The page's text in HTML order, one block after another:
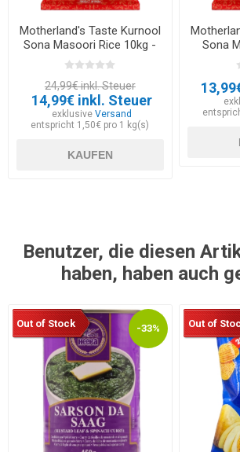
Motherland's Taste Kurnool
Sona Masoori Rice 10kg -
EXP 30.06.2026
24,99€ inkl. Steuer
14,99€ inkl. Steuer
exklusiveVersand
entspricht 1,50€ pro 1 kg(s)
KAUFEN
Sona
Benutzer, die diesen
haben, haben auch
-33%
Out of Stock Out of